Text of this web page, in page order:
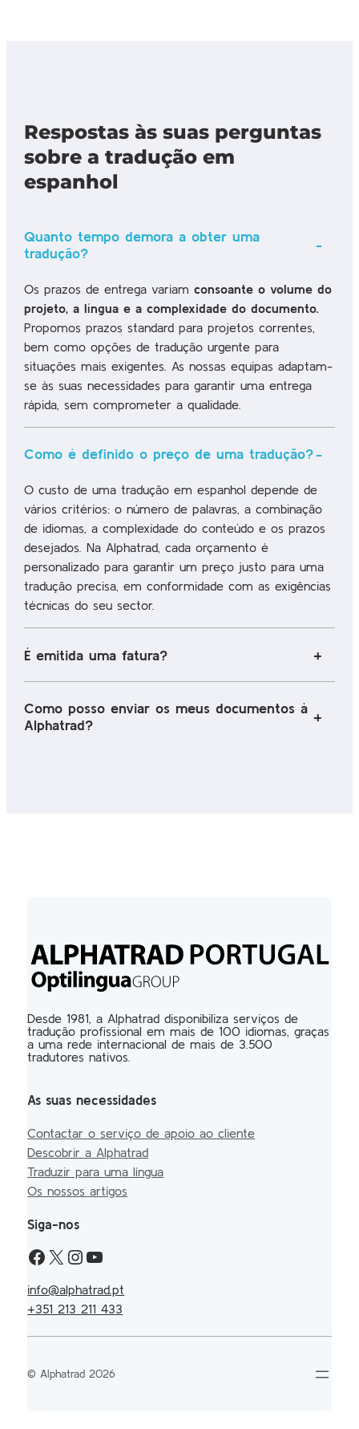
Respostas às suas perguntas
sobre a tradução em
espanhol
Quanto tempo demora a obter uma
tradução?
Os prazos de entrega variamconsoante o volume do
projeto, a língua e a complexidade do documento.
Propomos prazos standard para projetos correntes,
bem como opções de tradução urgente para
situações mais exigentes. As nossas equipas adaptam-
se às suas necessidades para garantir uma entrega
rápida, sem comprometer a qualidade.
Como é definido o preço de uma tradução?
O custo de uma tradução em espanhol depende de
vários critérios: o número de palavras, a combinação
de idiomas, a complexidade do conteúdo e os prazos
desejados. Na Alphatrad, cada orçamento é
personalizado para garantir um preço justo para uma
tradução precisa, em conformidade com as exigências
técnicas do seu sector.
É emitida uma fatura?
Como posso enviar os meus documentos à
Alphatrad?
Desde 1981, a Alphatrad disponibiliza serviços de
tradução profissional em mais de 100 idiomas, graças
a uma rede internacional de mais de 3.500
tradutores nativos.
As suas necessidades
Contactar o serviço de apoio ao cliente
Descobrir a Alphatrad
Traduzir para uma língua
Os nossos artigos
Siga-nos
info@alphatrad.pt
+351 213 211 433
© Alphatrad 2026